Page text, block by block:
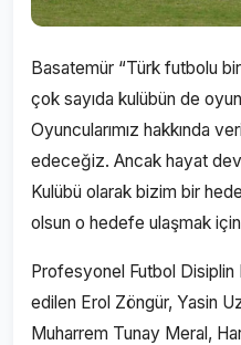
Basatemür “Türk futbolu
çok sayıda kulübün de
Oyuncularımız hakkında
edeceğiz. Ancak hayat
Kulübü olarak bizim bir
olsun o hedefe ulaşmak
Profesyonel Futbol Disiplin
edilen Erol Zöngür, Yasin
Muharrem Tunay Meral,